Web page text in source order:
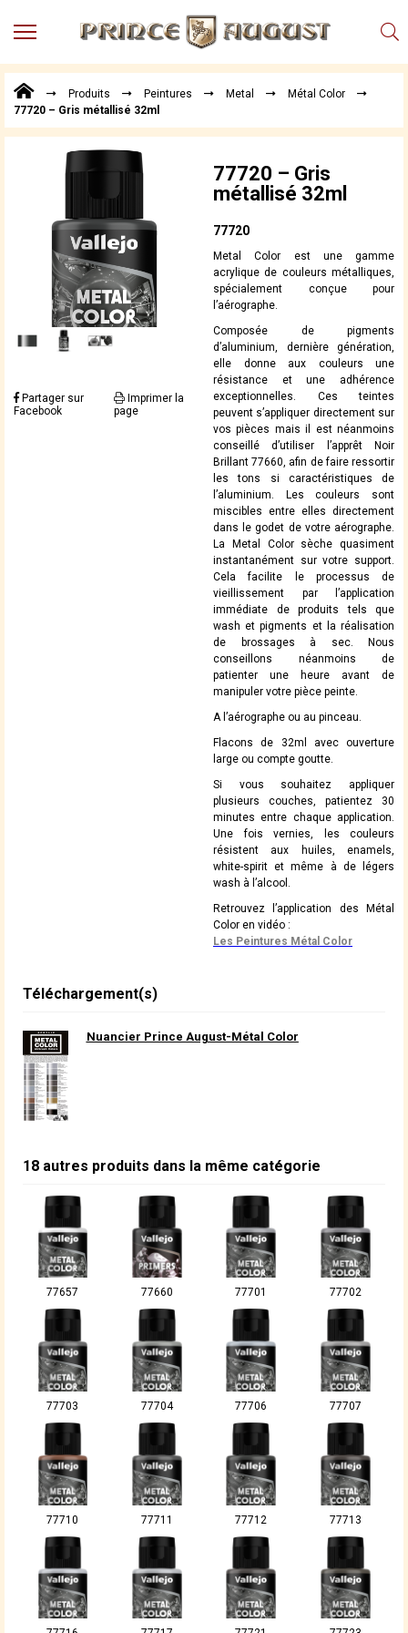
MENU
Points
de
Vente
Conseil
Actualités
Téléchargements
Techniques,
trucs et
astuces
Vidéos
Produits Peintures Metal
Métal Color
77720 – Gris métallisé 32ml
Partager sur
Facebook
Imprimer la
page
77720 – Gris
métallisé 32ml
77720
Metal Color est une gamme
acrylique de couleurs métalliques,
spécialement conçue pour
l’aérographe.
Composée de pigments
d’aluminium, dernière génération,
elle donne aux couleurs une
résistance et une adhérence
exceptionnelles. Ces teintes
peuvent s’appliquer directement sur
vos pièces mais il est néanmoins
conseillé d’utiliser l’apprêt Noir
Brillant 77660, afin de faire ressortir
les tons si caractéristiques de
l’aluminium. Les couleurs sont
miscibles entre elles directement
dans le godet de votre aérographe.
La Metal Color sèche quasiment
instantanément sur votre support.
Cela facilite le processus de
vieillissement par l’application
immédiate de produits tels que
wash et pigments et la réalisation
de brossages à sec. Nous
conseillons néanmoins de
patienter une heure avant de
manipuler votre pièce peinte.
A l’aérographe ou au pinceau.
Flacons de 32ml avec ouverture
large ou compte goutte.
Si vous souhaitez appliquer
plusieurs couches, patientez 30
minutes entre chaque application.
Une fois vernies, les couleurs
résistent aux huiles, enamels,
white-spirit et même à de légers
wash à l’alcool.
Retrouvez l’application des Métal
Color en vidéo :
Les Peintures Métal Color
Téléchargement(s)
Nuancier Prince August-Métal Color
18 autres produits dans la même catégorie
77657 77660 77701 77702
77703 77704 77706 77707
77710 77711 77712 77713